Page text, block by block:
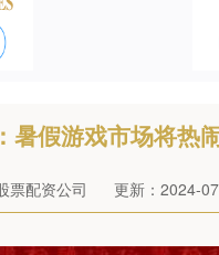
暑假游戏市场将热
票配资公司 更新：2024-